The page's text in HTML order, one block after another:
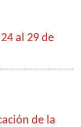
al 29 de
de la